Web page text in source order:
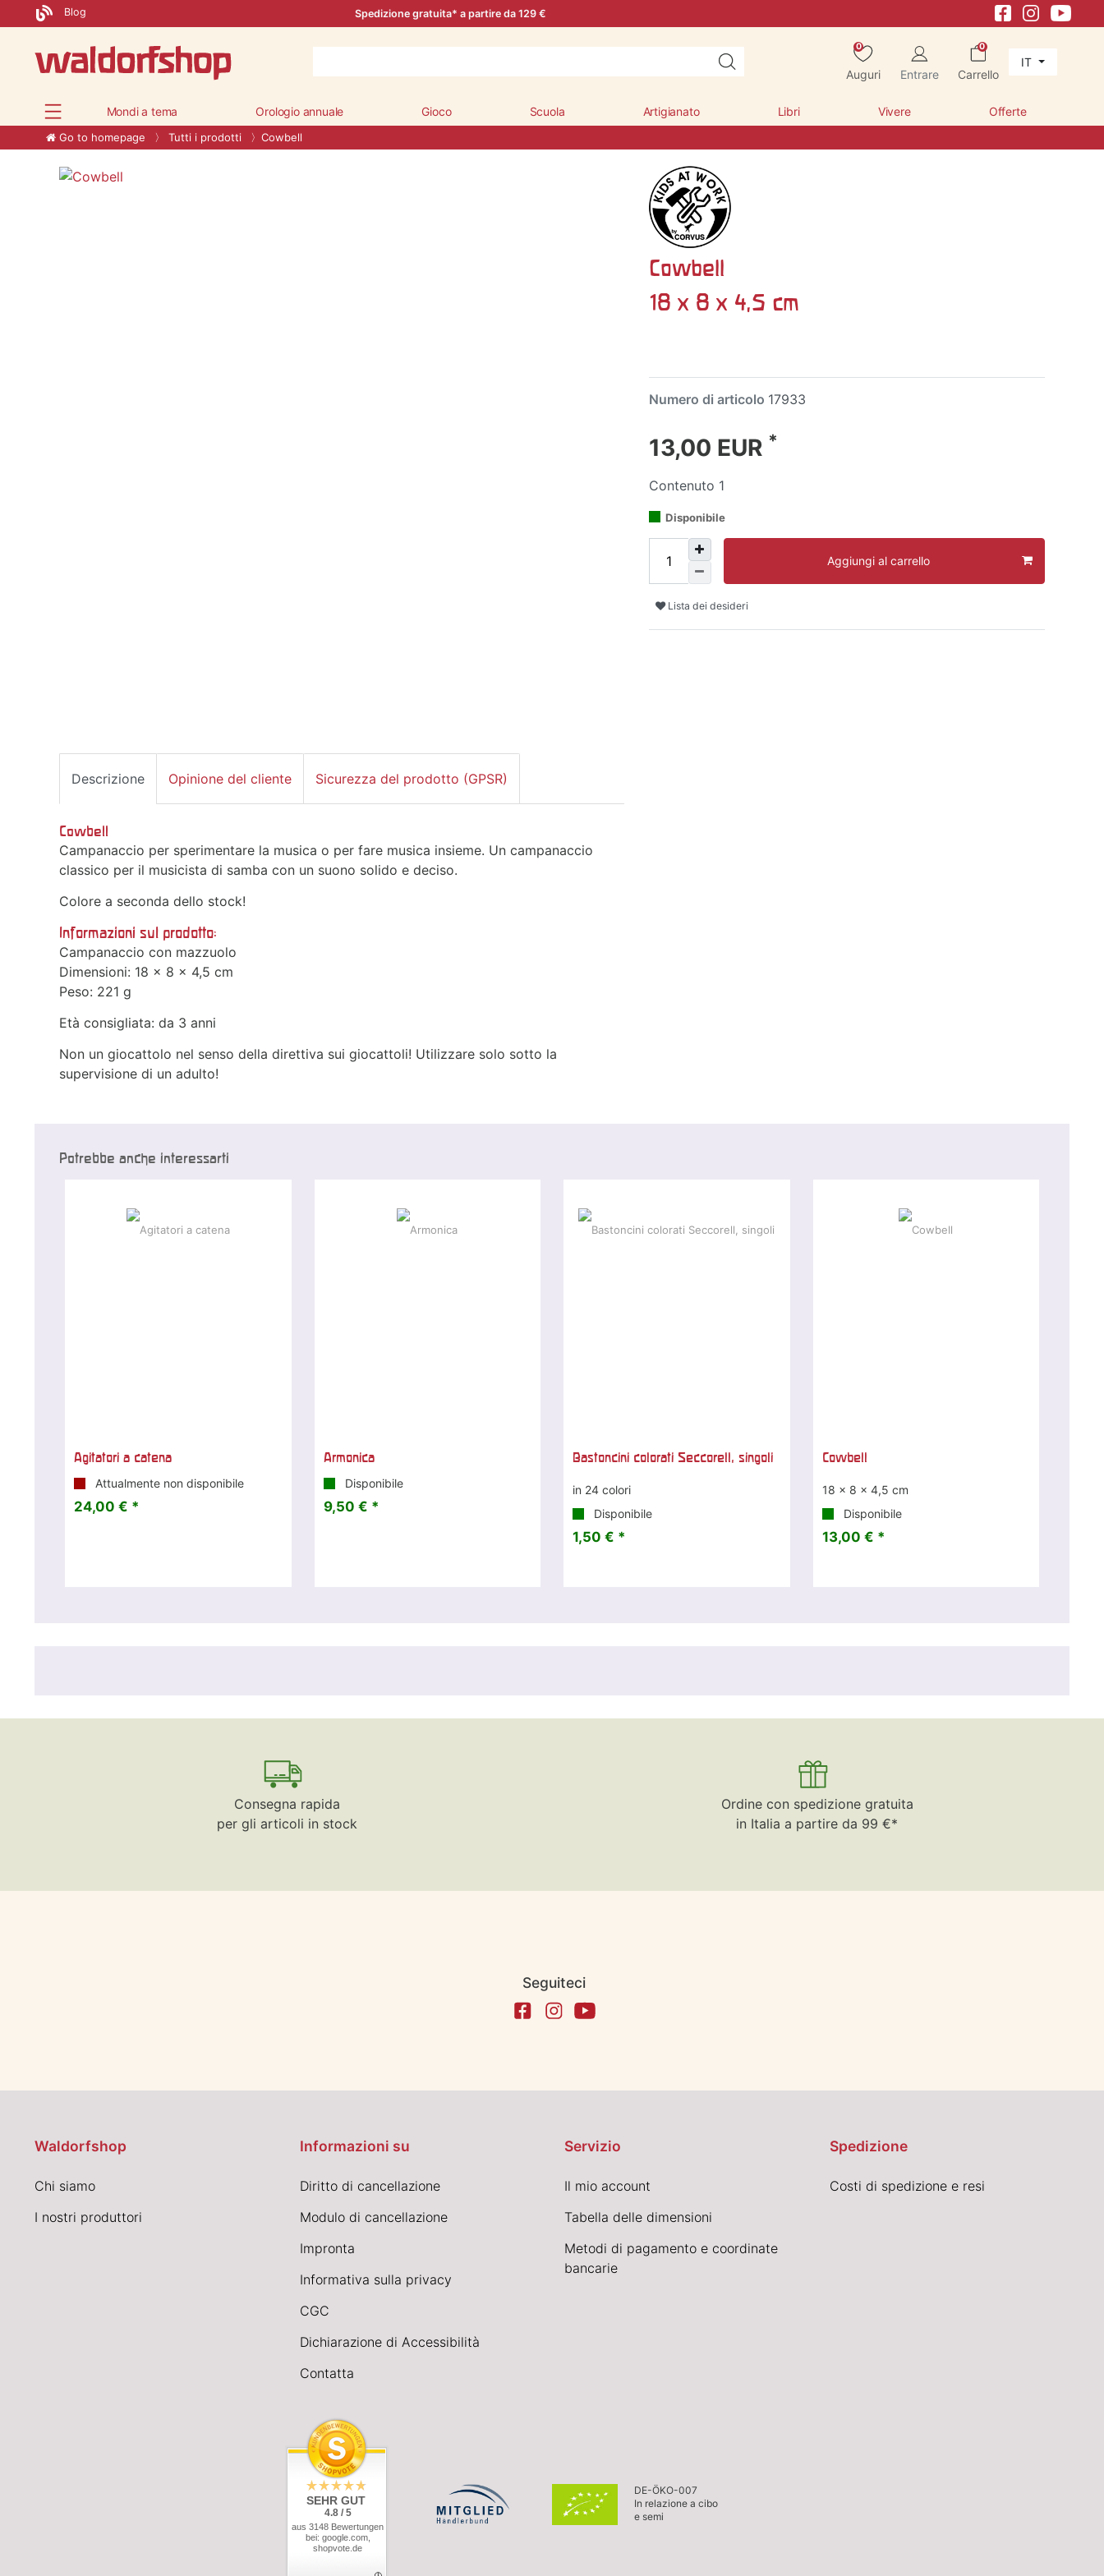
Blog Spedizione gratuita* a partire da 129 €
0
Auguri Entrare
0
Carrello
IT
Mondi a tema Orologio annuale Gioco Scuola Artigianato Libri Vivere Offerte
Go to homepage Tutti i prodotti Cowbell
Cowbell
18 x 8 x 4,5 cm
Numero di articolo 17933
13,00 EUR *
Contenuto 1
Disponibile
Aggiungi al carrello
Lista dei desideri
Descrizione Opinione del cliente Sicurezza del prodotto (GPSR)
Cowbell
Campanaccio per sperimentare la musica o per fare musica insieme. Un campanaccio
classico per il musicista di samba con un suono solido e deciso.
Colore a seconda dello stock!
Informazioni sul prodotto:
Campanaccio con mazzuolo
Dimensioni: 18 x 8 x 4,5 cm
Peso: 221 g
Età consigliata: da 3 anni
Non un giocattolo nel senso della direttiva sui giocattoli! Utilizzare solo sotto la
supervisione di un adulto!
Potrebbe anche interessarti
Agitatori a catena
Attualmente non disponibile
24,00 € *
Armonica
Disponibile
9,50 € *
Bastoncini colorati Seccorell, singoli
in 24 colori
Disponibile
1,50 € *
Cowbell
18 x 8 x 4,5 cm
Disponibile
13,00 € *
Consegna rapida
per gli articoli in stock
Ordine con spedizione gratuita
in Italia a partire da 99 €*
Seguiteci
Waldorfshop
Chi siamo
I nostri produttori
Informazioni su
Diritto di cancellazione
Modulo di cancellazione
Impronta
Informativa sulla privacy
CGC
Dichiarazione di Accessibilità
Contatta
Servizio
Il mio account
Tabella delle dimensioni
Metodi di pagamento e coordinate
bancarie
Spedizione
Costi di spedizione e resi
SEHR GUT
4.8 / 5
aus 3148 Bewertungen
bei: google.com,
shopvote.de
DE-ÖKO-007
In relazione a cibo
e semi